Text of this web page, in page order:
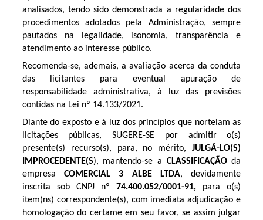
analisados, tendo sido demonstrada a regularidade dos
procedimentos adotados pela Administração, sempre
pautados na legalidade, isonomia, transparência e
atendimento ao interesse público.
Recomenda-se, ademais, a avaliação acerca da conduta
das licitantes para eventual apuração de
responsabilidade administrativa, à luz das previsões
contidas na Lei nº 14.133/2021.
Diante do exposto e à luz dos princípios que norteiam as
licitações públicas, SUGERE-SE por admitir o(s)
presente(s) recurso(s), para, no mérito,JULGÁ-LO(S)
IMPROCEDENTE(S), mantendo-se a CLASSIFICAÇÃOda
empresa COMERCIAL 3 ALBE LTDA, devidamente
inscrita sob CNPJ nº74.400.052/0001-91, para o(s)
item(ns) correspondente(s), com imediata adjudicação e
homologação do certame em seu favor, se assim julgar